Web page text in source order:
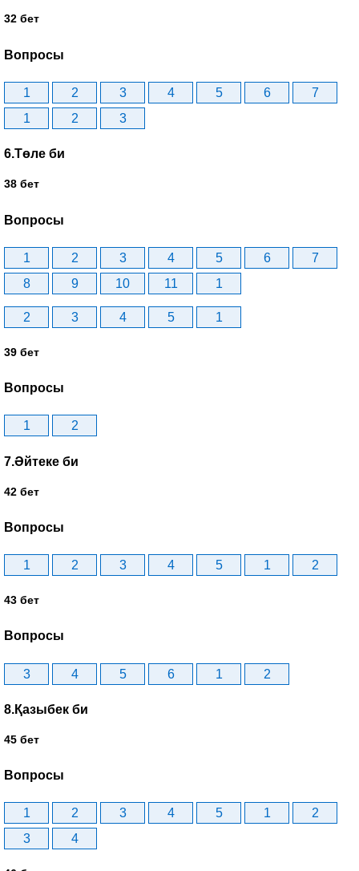
32 бет
Вопросы
1 2 3 4 5 6
7
1
2 3
6.Төле би
38 бет
Вопросы
1 2 3 4 5 6
7
8
9 10 11 1
2 3 4 5 1
39 бет
Вопросы
1 2
7.Әйтеке би
42 бет
Вопросы
1 2 3 4 5 1 2
43 бет
Вопросы
3 4 5 6 1 2
8.Қазыбек би
45 бет
Вопросы
1 2 3 4 5 1
2
3
4